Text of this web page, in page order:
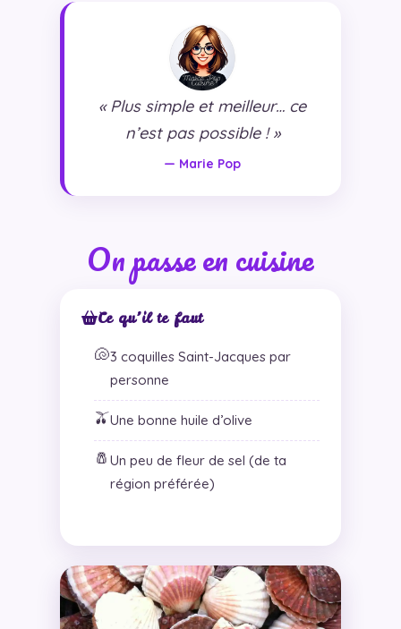
« Plus simple et meilleur… ce
n’est pas possible ! »
— Marie Pop
On passe en cuisine
Ce qu’il te faut
🐚3 coquilles Saint-Jacques par
personne
🫒Une bonne huile d’olive
🧂 Un peu de fleur de sel (de ta
région préférée)